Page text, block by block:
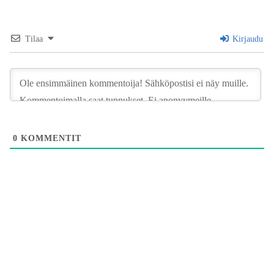
Tilaa Kirjaudu
0 KOMMENTIT